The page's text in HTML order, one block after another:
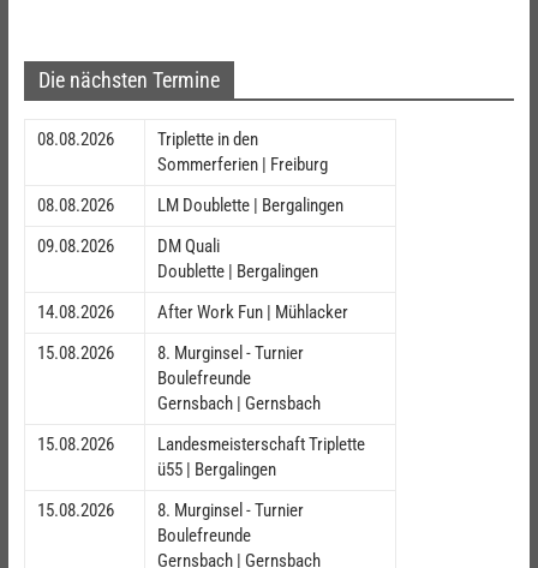
Die nächsten Termine
08.08.2026
Triplette in den
Sommerferien | Freiburg
08.08.2026
LM Doublette | Bergalingen
09.08.2026
DM Quali
Doublette | Bergalingen
14.08.2026
After Work Fun | Mühlacker
15.08.2026
8. Murginsel - Turnier
Boulefreunde
Gernsbach | Gernsbach
15.08.2026
Landesmeisterschaft Triplette
ü55 | Bergalingen
15.08.2026
8. Murginsel - Turnier
Boulefreunde
Gernsbach | Gernsbach